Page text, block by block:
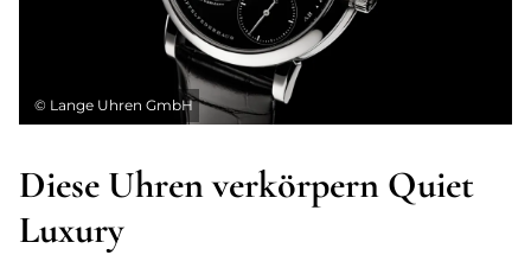
© Lange Uhren GmbH
Diese Uhren verkörpern Quiet
Luxury